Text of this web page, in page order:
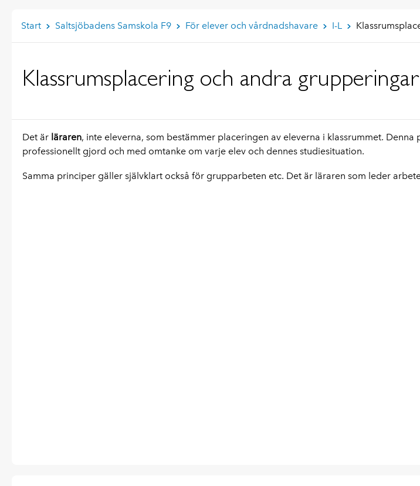
Start Saltsjöbadens Samskola F9 För elever och vårdnadshavare I-L
Klassrumsplacering och andra grupperingar
Det är läraren, inte eleverna, som bestämmer placeringen av eleverna i klassrummet. Denna
professionellt gjord och med omtanke om varje elev och dennes studiesituation.
Samma principer gäller självklart också för grupparbeten etc. Det är läraren som leder